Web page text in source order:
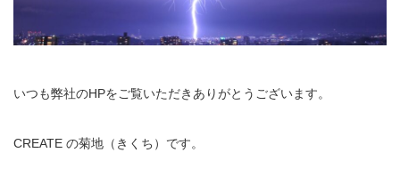
いつも弊社のHPをご覧いただきありがとうございます。
CREATE の菊地（きくち）です。